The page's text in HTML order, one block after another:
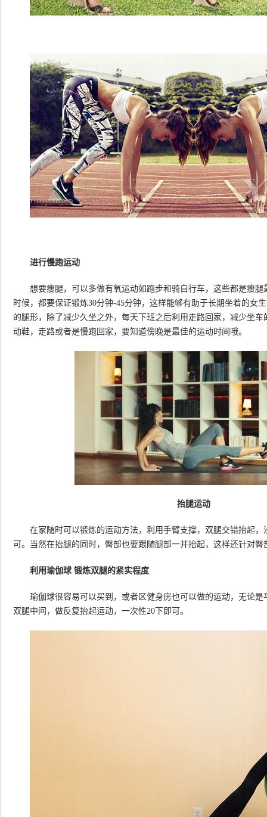
进行慢跑运动
想要瘦腿，可以多做有氧运动如跑步和骑自行车，这些都是瘦腿
时候，都要保证锻炼30分钟-45分钟，这样能够有助于长期坐着的女
的腿形，除了减少久坐之外，每天下班之后利用走路回家，减少坐
动鞋，走路或者是慢跑回家，要知道傍晚是最佳的运动时间哦。
抬腿运动
在家随时可以锻炼的运动方法，利用手臂支撑，双腿交错抬起，
可。当然在抬腿的同时，臀部也要跟随腿部一并抬起，这样还针对臀
利用瑜伽球 锻炼双腿的紧实程度
瑜伽球很容易可以买到，或者区健身房也可以做的运动，无论是
双腿中间，做反复抬起运动，一次性20下即可。